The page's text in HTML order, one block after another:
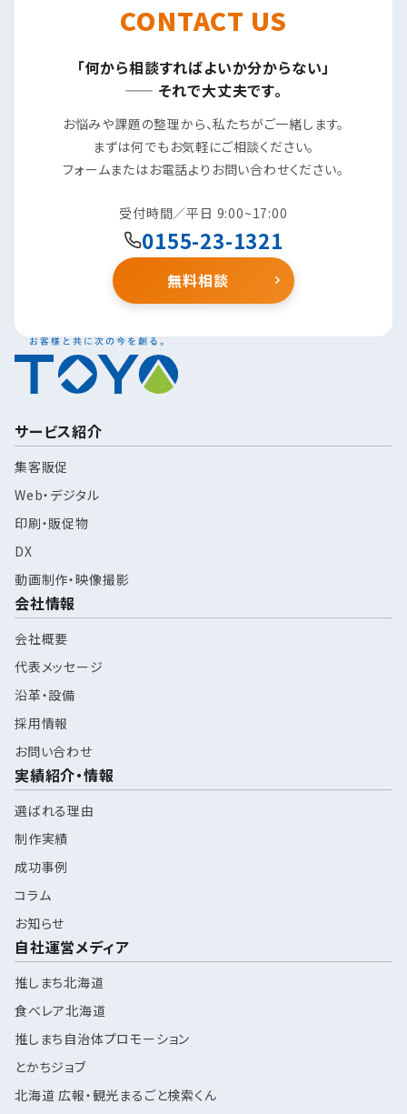
サービス紹介
集客販促
Web・デジタル
印刷・販促物
DX
動画制作・映像撮影
会社情報
会社概要
代表メッセージ
沿革・設備
採用情報
お問い合わせ
実績紹介・情報
選ばれる理由
制作実績
成功事例
コラム
お知らせ
自社運営メディア
推しまち北海道
食べレア北海道
推しまち自治体プロモーション
とかちジョブ
北海道 広報・観光まるごと検索くん
CONTACT US
「何から相談すればよいか分からない」
—— それで大丈夫です。
お悩みや課題の整理から、私たちがご一緒します。
まずは何でもお気軽にご相談ください。
フォームまたはお電話よりお問い合わせください。
受付時間／平日 9:00~17:00
0155-23-1321
無料相談